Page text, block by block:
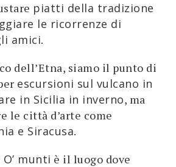
piatti della tradizione
le ricorrenze di
amici.
dell’Etna, siamo il punto di
escursioni sul vulcano in
in Sicilia in inverno, ma
le città d’arte come
e Siracusa.
munti è il luogo dove